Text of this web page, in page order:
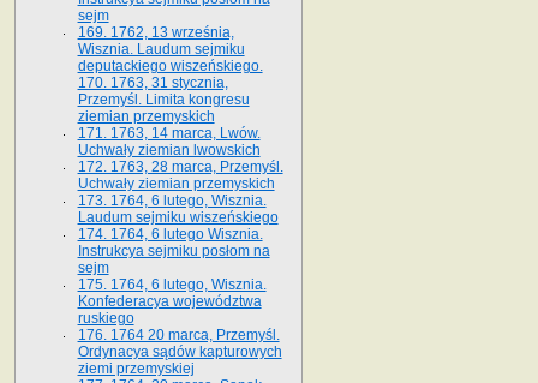
sejm
169. 1762, 13 września,
Wisznia. Laudum sejmiku
deputackiego wiszeńskiego.
170. 1763, 31 stycznia,
Przemyśl. Limita kongresu
ziemian przemyskich
171. 1763, 14 marca, Lwów.
Uchwały ziemian lwowskich
172. 1763, 28 marca, Przemyśl.
Uchwały ziemian przemyskich
173. 1764, 6 lutego, Wisznia.
Laudum sejmiku wiszeńskiego
174. 1764, 6 lutego Wisznia.
Instrukcya sejmiku posłom na
sejm
175. 1764, 6 lutego, Wisznia.
Konfederacya województwa
ruskiego
176. 1764 20 marca, Przemyśl.
Ordynacya sądów kapturowych
ziemi przemyskiej